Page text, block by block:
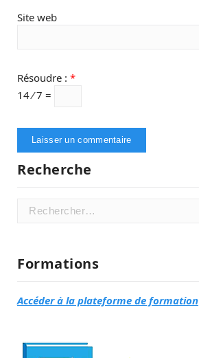
Site web
Résoudre : *
14 ⁄ 7 =
Recherche
Rechercher :
Formations
Accéder à la plateforme de formation